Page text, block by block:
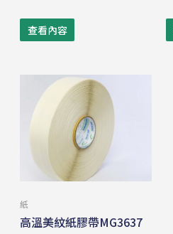
查看內容
紙
高溫美紋紙膠帶MG3637